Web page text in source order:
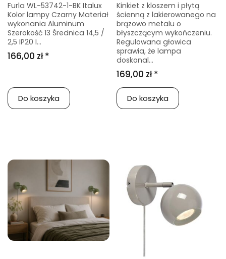
Furla WL-53742-1-BK Italux
Kolor lampy Czarny Materiał
wykonania Aluminum
Szerokość 13 Średnica 14,5 /
2,5 IP20 I...
166,00 zł *
Do koszyka
Kinkiet z kloszem i płytą
ścienną z lakierowanego na
brązowo metalu o
błyszczącym wykończeniu.
Regulowana głowica
sprawia, że lampa
doskonal...
169,00 zł *
Do koszyka